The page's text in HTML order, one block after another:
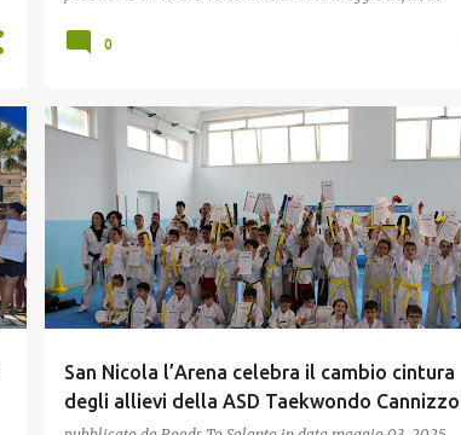
0
San Nicola l’Arena celebra il cambio cintura
degli allievi della ASD Taekwondo Cannizzo